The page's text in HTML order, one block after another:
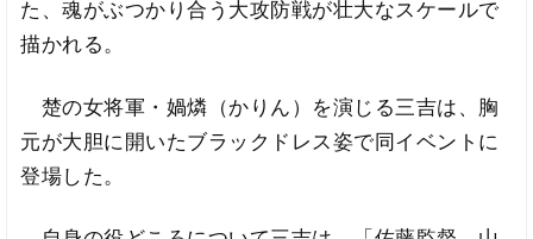
た、魂がぶつかり合う大攻防戦が壮大なスケールで
描かれる。
楚の女将軍・媧燐（かりん）を演じる三吉は、胸
元が大胆に開いたブラックドレス姿で同イベントに
登場した。